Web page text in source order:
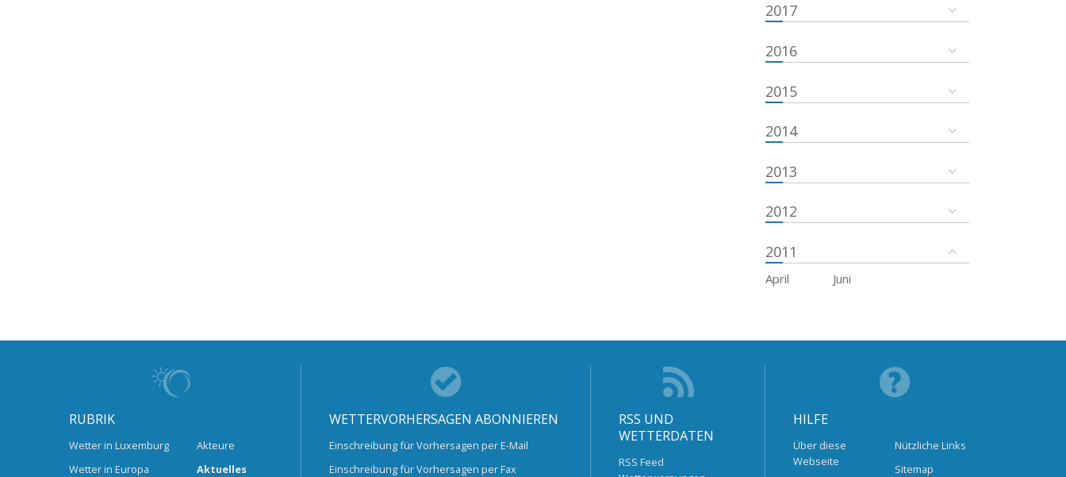
2017
2016
2015
2014
2013
2012
2011
April Juni
RUBRIK
Wetter in Luxemburg
Wetter in Europa
Akteure
Aktuelles
WETTERVORHERSAGEN ABONNIEREN
Einschreibung für Vorhersagen per E-Mail
Einschreibung für Vorhersagen per Fax
RSS UND
WETTERDATEN
RSS Feed
HILFE
Über diese
Webseite
Nützliche Links
Sitemap